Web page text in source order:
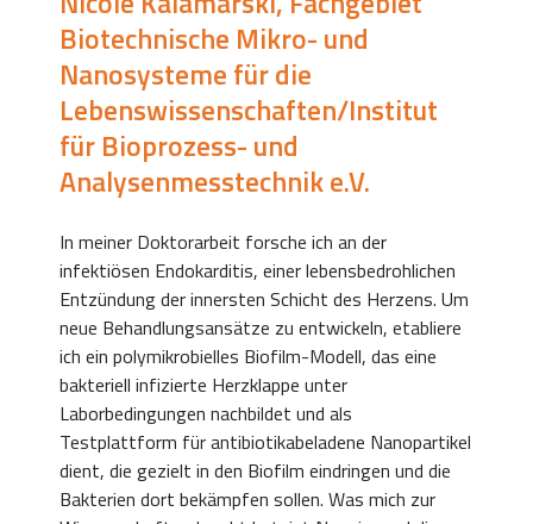
Biotechnische Mikro- und
Nanosysteme für die
Lebenswissenschaften/Institut
für Bioprozess- und
Analysenmesstechnik e.V.
In meiner Doktorarbeit forsche ich an der
infektiösen Endokarditis, einer lebensbedrohlichen
Entzündung der innersten Schicht des Herzens. Um
neue Behandlungsansätze zu entwickeln, etabliere
ich ein polymikrobielles Biofilm-Modell, das eine
bakteriell infizierte Herzklappe unter
Laborbedingungen nachbildet und als
Testplattform für antibiotikabeladene Nanopartikel
dient, die gezielt in den Biofilm eindringen und die
Bakterien dort bekämpfen sollen. Was mich zur